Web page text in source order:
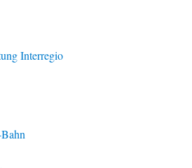
Interregio